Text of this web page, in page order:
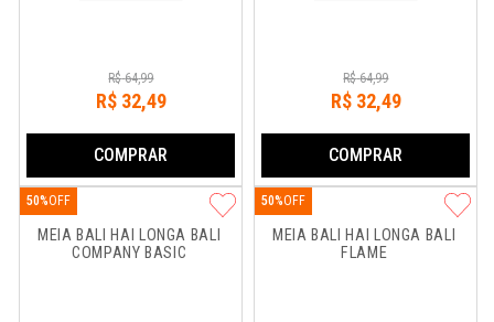
R$ 64,99
R$ 32,49
COMPRAR
R$ 64,99
R$ 32,49
COMPRAR
MEIA BALI HAI LONGA BALI
COMPANY BASIC
50%
MEIA BALI HAI LONGA BALI
FLAME
50%